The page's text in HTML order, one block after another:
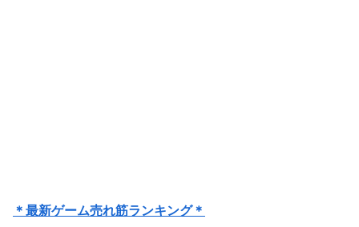
＊最新ゲーム売れ筋ランキング＊